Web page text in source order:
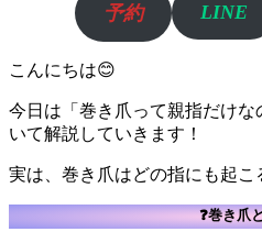
予約 LINE
こんにちは😊
今日は「巻き爪って親指だけ
いて解説していきます！
実は、巻き爪はどの指にも起
❓巻き爪